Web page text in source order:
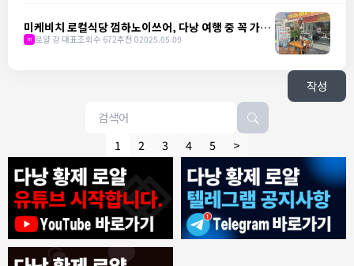
미케비치 로컬식당 껌하노이쓰어, 다낭 여행 중 꼭 가야
할 곳
m 로얄 강 대표조회수 672추천 02025.05.09
작성
1 2 3 4 5 >